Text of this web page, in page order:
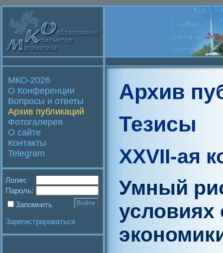
МКО-2026
О Конференции
Вопросы и ответы
Архив публикаций
Фотогалерея
О сайте
Контакты
Telegram
Логин:
Пароль:
Запомнить
Зарегистрироваться
Архив
Тезисы
XXVII-ая
Умный
условиях